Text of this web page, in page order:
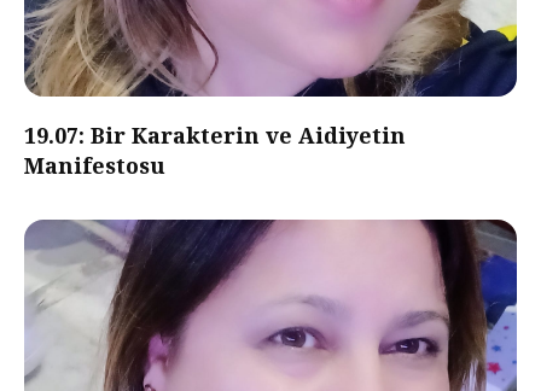
19.07: Bir Karakterin ve Aidiyetin
Manifestosu